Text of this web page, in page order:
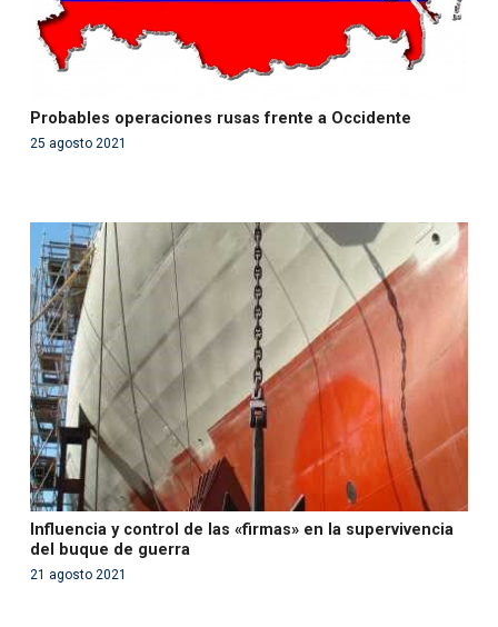
Probables operaciones rusas frente a Occidente
25 agosto 2021
Warning: Use of undefined constant php - assumed
'php' (this will throw an Error in a future version of PHP)
in/var/www/acami.es/wp-
content/themes/fundcami/page-publicaciones.php
on line 99
Influencia y control de las «firmas» en la supervivencia
del buque de guerra
21 agosto 2021